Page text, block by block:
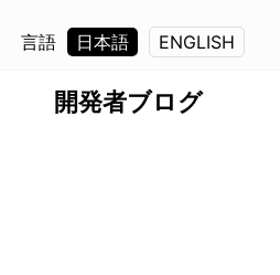
言語 日本語 ENGLISH
開発者ブログ